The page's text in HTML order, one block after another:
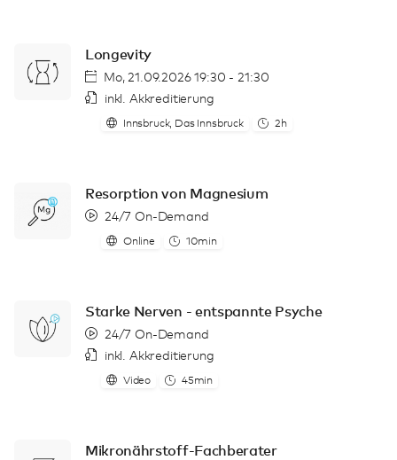
Longevity
Mo, 21.09.2026 19:30 - 21:30
inkl. Akkreditierung
Innsbruck, Das Innsbruck 2h
Resorption von Magnesium
24/7 On-Demand
Online 10min
Starke Nerven - entspannte Psyche
24/7 On-Demand
inkl. Akkreditierung
Video 45min
Mikronährstoff-Fachberater